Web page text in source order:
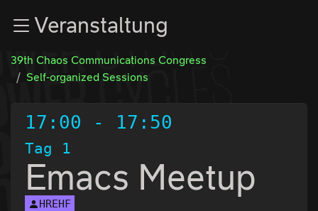
Zum InhaltVeranstaltung
39th Chaos Communications Congress
Self-organized Sessions
17:00 - 17:50
Tag 1
Emacs Meetup
HREHF